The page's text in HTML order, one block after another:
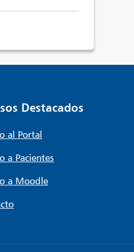
Destacados
al Portal
a Pacientes
a Moodle